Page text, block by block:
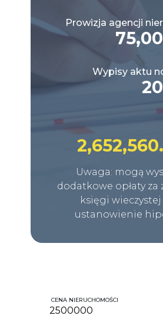
Prowizja agencji
Wypisy aktu
Uwaga: mogą
dodatkowe opłaty za
księgi wieczystej
ustanowienie
CENA NIERUCHOMOŚCI